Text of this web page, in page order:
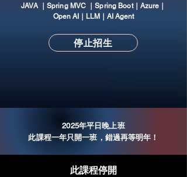
JAVA ｜Spring MVC ｜Spring Boot｜ Azure｜
Open AI｜LLM｜AI Agent
停止招生
2025年平日晚上班
此課程一年只開一班，錯過再等明年！
​此課程停開